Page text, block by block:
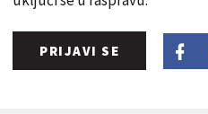
PRIJAVI SE